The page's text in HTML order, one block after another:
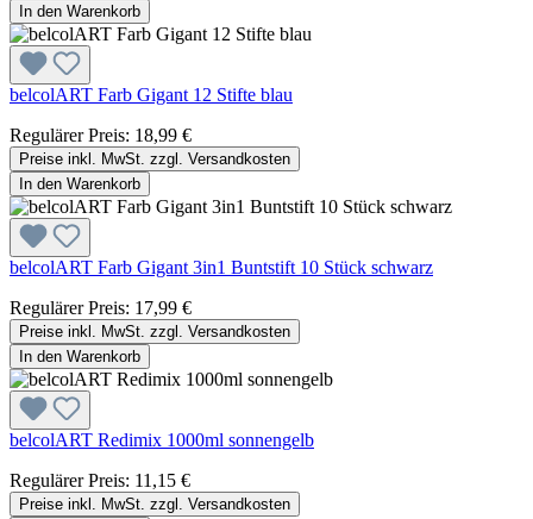
In den Warenkorb
belcolART Farb Gigant 12 Stifte blau
Regulärer Preis: 18,99 €
Preise inkl. MwSt. zzgl. Versandkosten
In den Warenkorb
belcolART Farb Gigant 3in1 Buntstift 10 Stück schwarz
Regulärer Preis: 17,99 €
Preise inkl. MwSt. zzgl. Versandkosten
In den Warenkorb
belcolART Redimix 1000ml sonnengelb
Regulärer Preis: 11,15 €
Preise inkl. MwSt. zzgl. Versandkosten